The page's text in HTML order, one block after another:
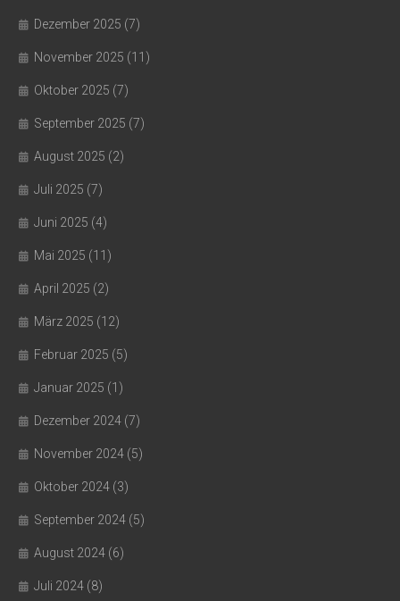
Dezember 2025 (7)
November 2025 (11)
Oktober 2025 (7)
September 2025 (7)
August 2025 (2)
Juli 2025 (7)
Juni 2025 (4)
Mai 2025 (11)
April 2025 (2)
März 2025 (12)
Februar 2025 (5)
Januar 2025 (1)
Dezember 2024 (7)
November 2024 (5)
Oktober 2024 (3)
September 2024 (5)
August 2024 (6)
Juli 2024 (8)